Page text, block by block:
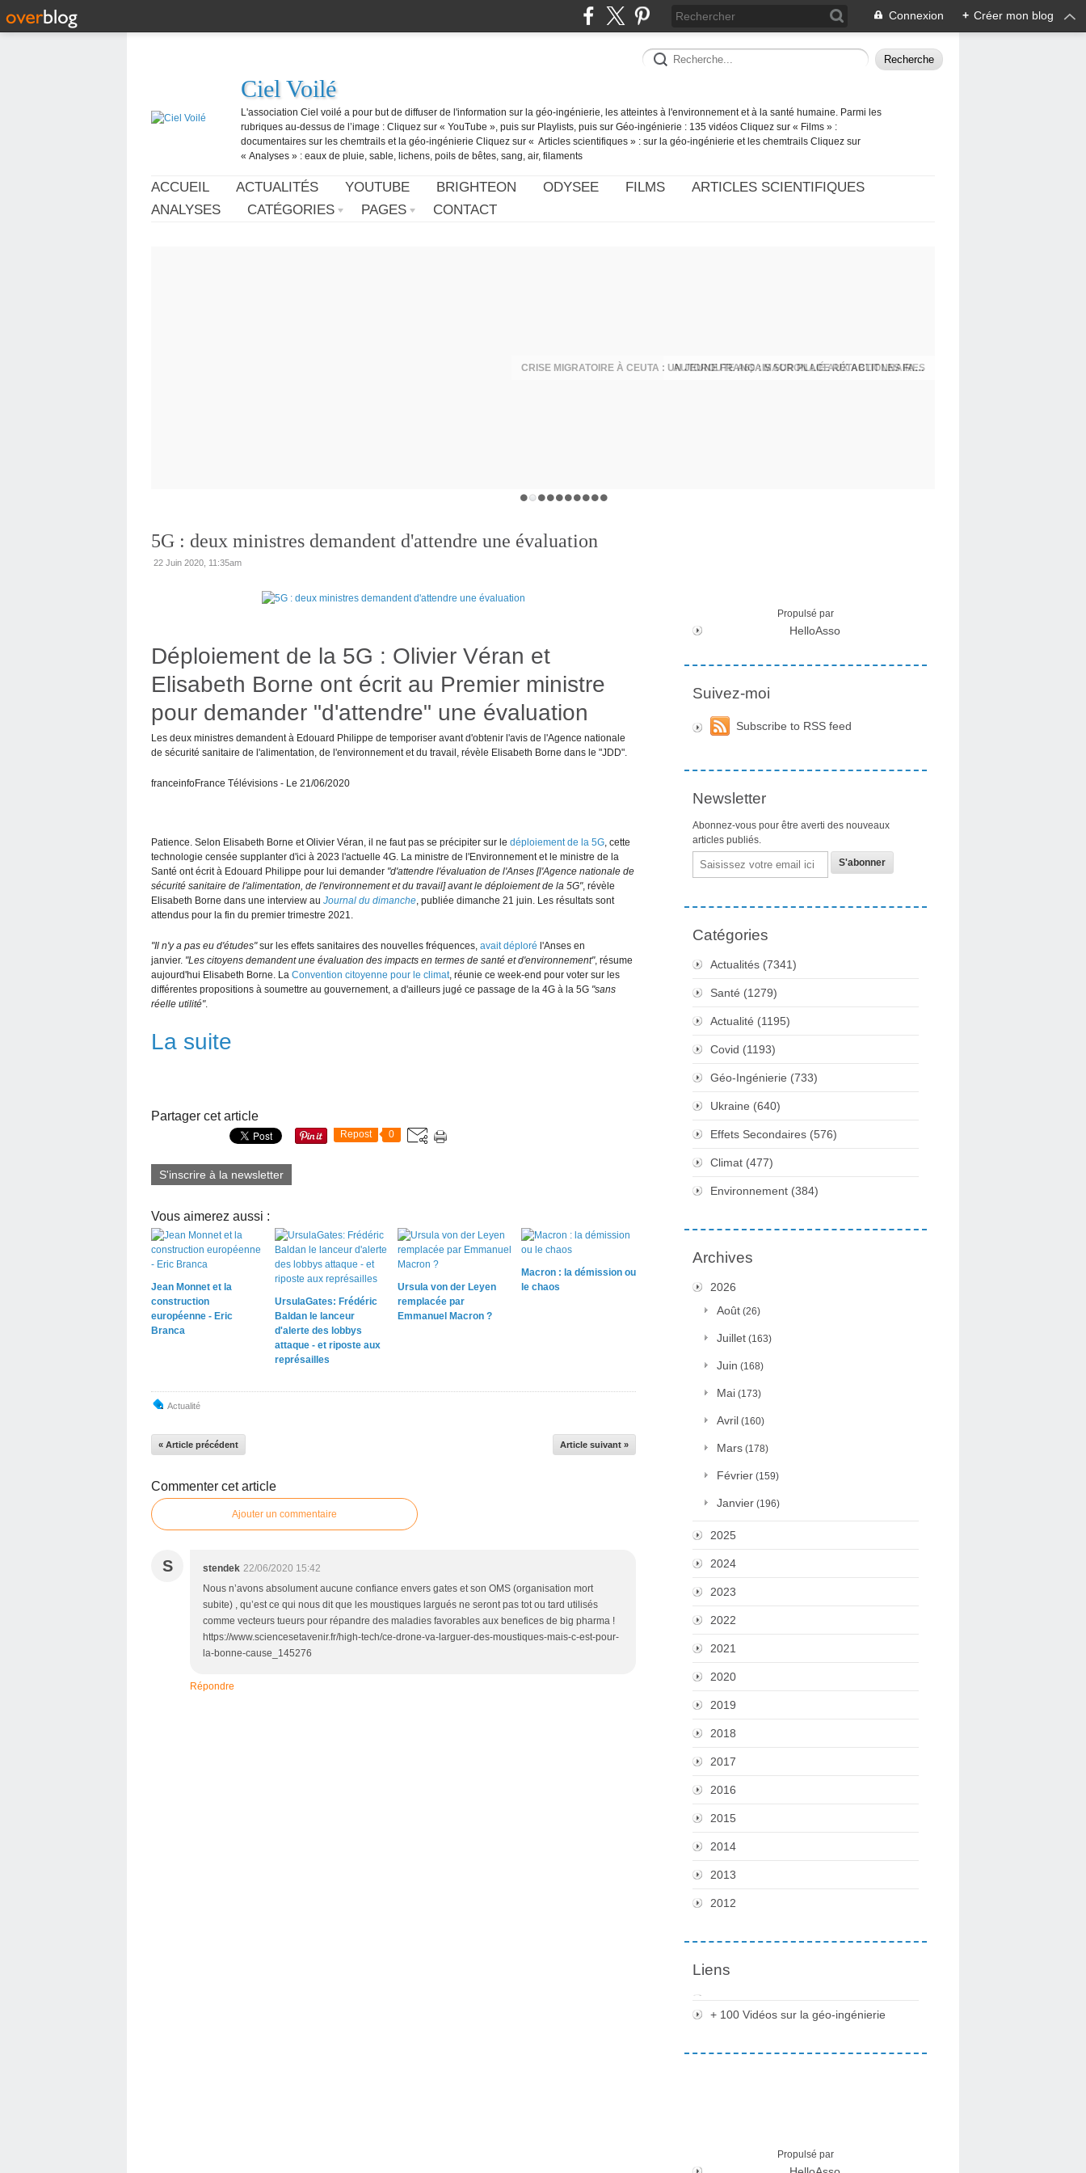
Connexion + Créer mon blog
Ciel Voilé
L'association Ciel voilé a pour but de diffuser de l'information sur la géo-ingénierie, les atteintes à l'environnement et à la santé humaine. Parmi les
rubriques au-dessus de l’image : Cliquez sur « YouTube », puis sur Playlists, puis sur Géo-ingénierie : 135 vidéos Cliquez sur « Films » :
documentaires sur les chemtrails et la géo-ingénierie Cliquez sur « Articles scientifiques » : sur la géo-ingénierie et les chemtrails Cliquez sur
« Analyses » : eaux de pluie, sable, lichens, poils de bêtes, sang, air, filaments
ACCUEIL ACTUALITÉS YOUTUBE BRIGHTEON ODYSEE FILMS
ARTICLES SCIENTIFIQUES
ANALYSES
CATÉGORIES PAGES CONTACT
AUTOROUTE A69 : MACRON LIÉ AUX ACTIONNAIRES
CRISE MIGRATOIRE À CEUTA : UN JEUNE FRANÇAIS SUR PLACE RÉTABLIT LES FAITS ! - RAPHAËL AYMA
5G : deux ministres demandent d'attendre une évaluation
22 Juin 2020, 11:35am
Déploiement de la 5G : Olivier Véran et
Elisabeth Borne ont écrit au Premier ministre
pour demander "d'attendre" une évaluation
Les deux ministres demandent à Edouard Philippe de temporiser avant d'obtenir l'avis de l'Agence nationale
de sécurité sanitaire de l'alimentation, de l'environnement et du travail, révèle Elisabeth Borne dans le "JDD".
franceinfoFrance Télévisions - Le 21/06/2020
Patience. Selon Elisabeth Borne et Olivier Véran, il ne faut pas se précipiter sur le déploiement de la 5G, cette
technologie censée supplanter d'ici à 2023 l'actuelle 4G. La ministre de l'Environnement et le ministre de la
Santé ont écrit à Edouard Philippe pour lui demander "d'attendre l'évaluation de l'Anses [l'Agence nationale de
sécurité sanitaire de l'alimentation, de l'environnement et du travail] avant le déploiement de la 5G", révèle
Elisabeth Borne dans une interview au Journal du dimanche, publiée dimanche 21 juin. Les résultats sont
attendus pour la fin du premier trimestre 2021.
"Il n'y a pas eu d'études"sur les effets sanitaires des nouvelles fréquences, avait déploré l'Anses en
janvier. "Les citoyens demandent une évaluation des impacts en termes de santé et d'environnement", résume
aujourd'hui Elisabeth Borne. La Convention citoyenne pour le climat, réunie ce week-end pour voter sur les
différentes propositions à soumettre au gouvernement, a d'ailleurs jugé ce passage de la 4G à la 5G "sans
réelle utilité".
La suite
Partager cet article
Repost 0
S'inscrire à la newsletter
Vous aimerez aussi :
Jean Monnet et la
construction
européenne - Eric
Branca
UrsulaGates: Frédéric
Baldan le lanceur
d'alerte des lobbys
attaque - et riposte aux
représailles
Ursula von der Leyen
remplacée par
Emmanuel Macron ?
Macron : la démission ou
le chaos
Actualité
« Article précédent Article suivant »
Commenter cet article
Ajouter un commentaire
S stendek 22/06/2020 15:42
Nous n’avons absolument aucune confiance envers gates et son OMS (organisation mort
subite) , qu’est ce qui nous dit que les moustiques largués ne seront pas tot ou tard utilisés
comme vecteurs tueurs pour répandre des maladies favorables aux benefices de big pharma !
https://www.sciencesetavenir.fr/high-tech/ce-drone-va-larguer-des-moustiques-mais-c-est-pour-
la-bonne-cause_145276
Répondre
Propulsé par
HelloAsso
Suivez-moi
Subscribe to RSS feed
Newsletter
Abonnez-vous pour être averti des nouveaux
articles publiés.
Email
Catégories
Actualités (7341)
Santé (1279)
Actualité (1195)
Covid (1193)
Géo-Ingénierie (733)
Ukraine (640)
Effets Secondaires (576)
Climat (477)
Environnement (384)
Archives
2026
Août (26)
Juillet (163)
Juin (168)
Mai (173)
Avril (160)
Mars (178)
Février (159)
Janvier (196)
2025
2024
2023
2022
2021
2020
2019
2018
2017
2016
2015
2014
2013
2012
Liens
+ 100 Vidéos sur la géo-ingénierie
Propulsé par